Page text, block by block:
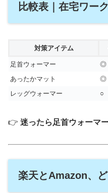
比較表｜在宅ワー
対策アイテム
足首ウォーマー ◎
あったかマット
◎
レッグウォーマー
○
👉 迷ったら足首ウォーマ
楽天とAmazon、